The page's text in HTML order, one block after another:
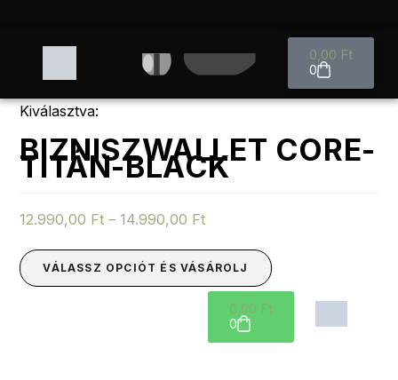
0,00 Ft
0
Kiválasztva:
BIZNISZWALLET CORE-
TITÁN-BLACK
12.990,00 Ft – 14.990,00 Ft
VÁLASSZ OPCIÓT ÉS VÁSÁROLJ
0,00 Ft
0